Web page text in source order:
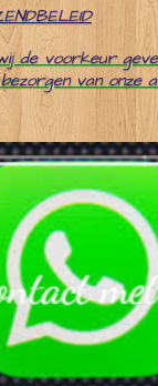
de voorkeur
van onze